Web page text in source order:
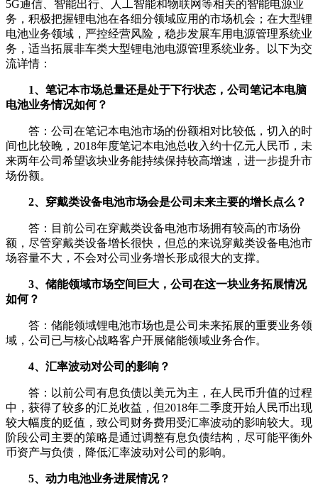
5G通信、智能出行、人工智能和物联网等相关的智能电源业
务，积极把握锂电池在各细分领域应用的市场机会；在大型锂
电池业务领域，严控经营风险，稳步发展车用电源管理系统业
务，适当拓展非车类大型锂电池电源管理系统业务。以下为交
流详情：
1、笔记本市场总量还是处于下行状态，公司笔记本电脑
电池业务情况如何？
答：公司在笔记本电池市场的份额相对比较低，切入的时
间也比较晚，2018年度笔记本电池总收入约十亿元人民币，未
来两年公司希望该块业务能持续保持较高增速，进一步提升市
场份额。
2、穿戴类设备电池市场会是公司未来主要的增长点么？
答：目前公司在穿戴类设备电池市场拥有较高的市场份
额，尽管穿戴类设备增长很快，但总的来说穿戴类设备电池市
场容量不大，不会对公司业务增长形成很大的支撑。
3、储能领域市场空间巨大，公司在这一块业务拓展情况
如何？
答：储能领域锂电池市场也是公司未来拓展的重要业务领
域，公司已与核心战略客户开展储能领域业务合作。
4、汇率波动对公司的影响？
答：以前公司有息负债以美元为主，在人民币升值的过程
中，获得了较多的汇兑收益，但2018年二季度开始人民币出现
较大幅度的贬值，致公司财务费用受汇率波动的影响较大。现
阶段公司主要的策略是通过调整有息负债结构，尽可能平衡外
币资产与负债，降低汇率波动对公司的影响。
5、动力电池业务进展情况？